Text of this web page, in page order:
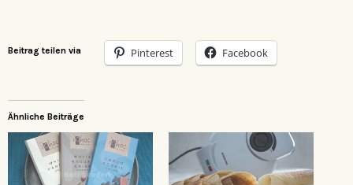
Beitrag teilen via Pinterest Facebook
Ähnliche Beiträge